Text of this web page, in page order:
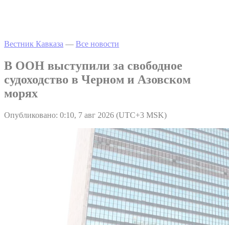
Вестник Кавказа — Все новости
В ООН выступили за свободное
судоходство в Черном и Азовском
морях
Опубликовано: 0:10, 7 авг 2026 (UTC+3 MSK)